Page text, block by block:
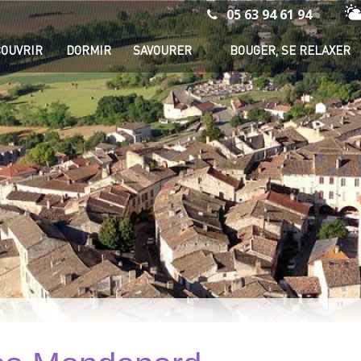
05 63 94 61 94
DORMIR SAVOURER BOUGER, SE RELAXER